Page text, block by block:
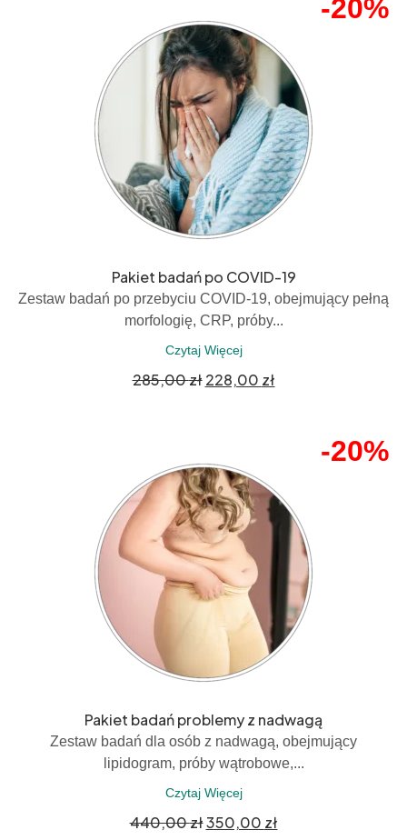
-20%
Pakiet badań po COVID-19
Zestaw badań po przebyciu COVID-19, obejmujący pełną
morfologię, CRP, próby...
Czytaj Więcej
285,00zł 228,00 zł
-20%
Pakiet badań problemy z nadwagą
Zestaw badań dla osób z nadwagą, obejmujący
lipidogram, próby wątrobowe,...
Czytaj Więcej
440,00zł350,00 zł